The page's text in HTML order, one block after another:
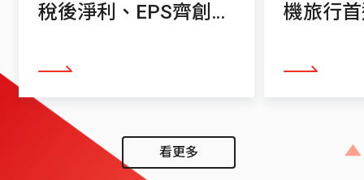
稅後淨利、EPS齊創單
看更多
機旅行
看更多
看更多